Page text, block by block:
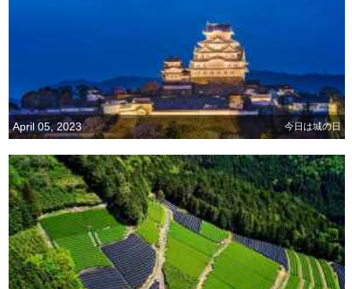
April 05, 2023 今日は城の日